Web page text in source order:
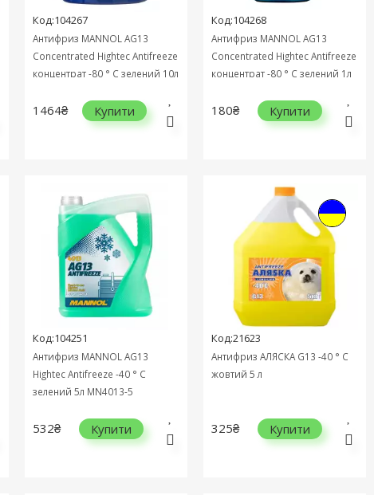
Код:104267
Антифриз MANNOL AG13
Concentrated Hightec Antifreeze
концентрат -80 ° C зелений 10л
1464₴ Купити
Код:104268
Антифриз MANNOL AG13
Concentrated Hightec Antifreeze
концентрат -80 ° C зелений 1л
180₴ Купити
Код:104251
Антифриз MANNOL AG13
Hightec Antifreeze -40 ° C
зелений 5л MN4013-5
532₴ Купити
Код:21623
Антифриз АЛЯСКА G13 -40 ° C
жовтий 5 л
325₴ Купити